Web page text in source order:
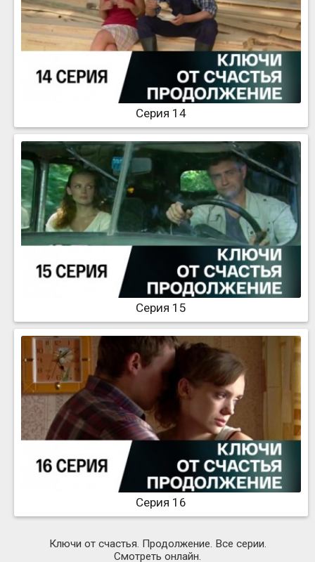
Серия 14
Серия 15
Серия 16
Ключи от счастья. Продолжение. Все серии.
Смотреть онлайн.